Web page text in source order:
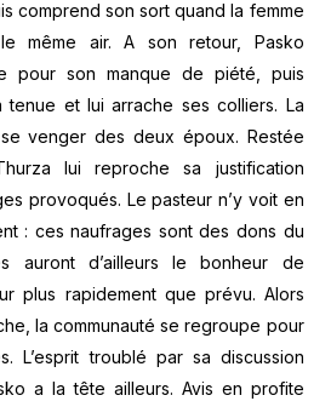
comprend son sort quand la femme
même air. A son retour, Pasko
pour son manque de piété, puis
tenue et lui arrache ses colliers. La
venger des deux époux. Restée
lui reproche sa justification
provoqués. Le pasteur n’y voit en
: ces naufrages sont des dons du
auront d’ailleurs le bonheur de
plus rapidement que prévu. Alors
la communauté se regroupe pour
L’esprit troublé par sa discussion
a la tête ailleurs. Avis en profite